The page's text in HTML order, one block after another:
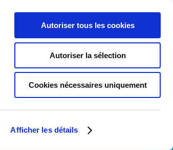
Afficher les détails
Autoriser tous les cookies
Autoriser la sélection
Cookies nécessaires uniquement
Becoming a Network User Contact us